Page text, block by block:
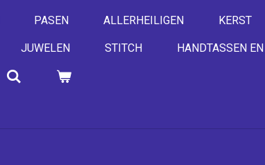
PASEN ALLERHEILIGEN KERST
JUWELEN STITCH HANDTASSEN